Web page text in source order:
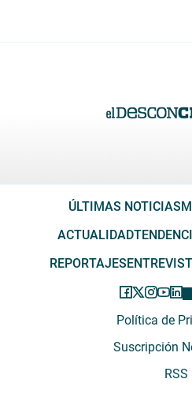
ÚLTIMAS NOTICIAS
ACTUALIDAD
REPORTAJES
Política de
Suscripción
RSS